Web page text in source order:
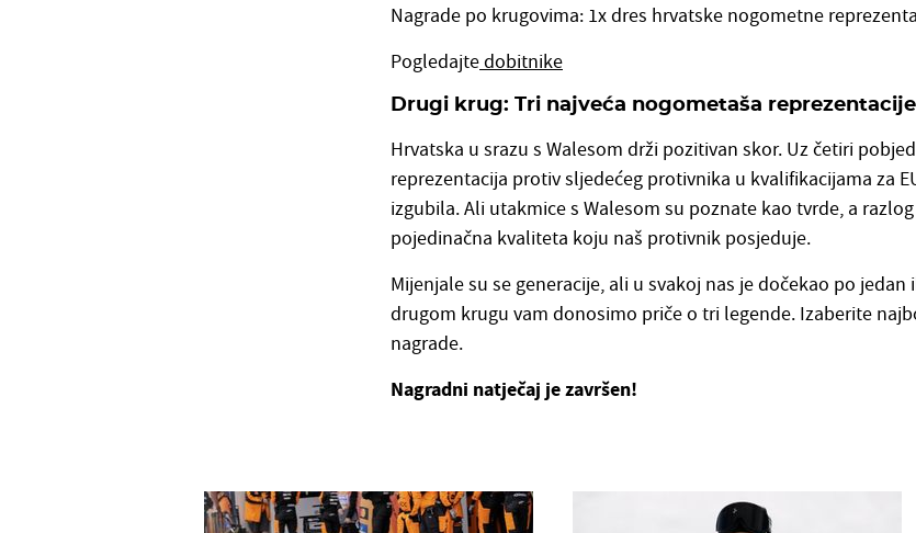
Nagrade po krugovima: 1x dres hrvatske nogometne
Pogledajtedobitnike
Drugi krug: Tri najveća nogometaša
Hrvatska u srazu s Walesom drži pozitivan skor. Uz četiri
reprezentacija protiv sljedećeg protivnika u kvalifikacijama za
izgubila. Ali utakmice s Walesom su poznate kao tvrde, a
pojedinačna kvaliteta koju naš protivnik posjeduje.
Mijenjale su se generacije, ali u svakoj nas je dočekao po jedan
drugom krugu vam donosimo priče o tri legende. Izaberite
nagrade.
Nagradni natječaj je završen!